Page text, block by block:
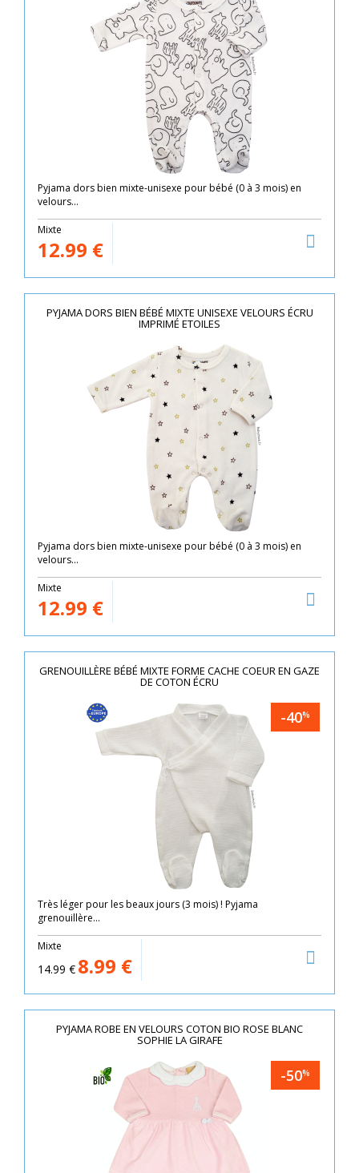
Pyjama dors bien mixte-unisexe pour bébé (0 à 3 mois) en
velours...
Mixte
12.99 €
PYJAMA DORS BIEN BÉBÉ MIXTE UNISEXE VELOURS ÉCRU
IMPRIMÉ ETOILES
Pyjama dors bien mixte-unisexe pour bébé (0 à 3 mois) en
velours...
Mixte
12.99 €
GRENOUILLÈRE BÉBÉ MIXTE FORME CACHE COEUR EN GAZE
DE COTON ÉCRU
-40%
Très léger pour les beaux jours (3 mois) ! Pyjama
grenouillère...
Mixte
14.99 € 8.99 €
PYJAMA ROBE EN VELOURS COTON BIO ROSE BLANC
SOPHIE LA GIRAFE
-50%